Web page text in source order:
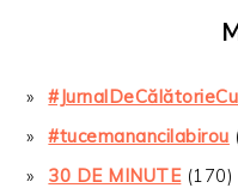
#tucemanancilabirou
30 DE MINUTE(170)